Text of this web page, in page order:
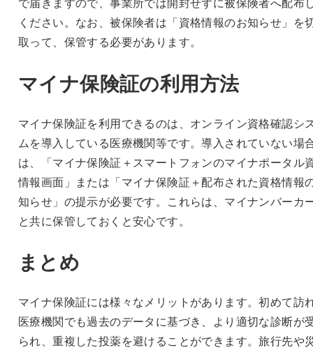
ください。なお、被保険者は「資格情報のお知らせ」を
取って、保管する必要があります。
マイナ保険証の利用方法
マイナ保険証を利用できるのは、オンライン資格確認シ
ムを導入している医療機関等です。導入されていない場
は、「マイナ保険証＋スマートフォンのマイナポータル
情報画面」または「マイナ保険証＋配布された資格情報
知らせ」の提示が必要です。これらは、マイナンバーカ
と共に保管しておくと安心です。
まとめ
マイナ保険証には様々なメリットがあります。初めて訪
医療機関でも過去のデータに基づき、より適切な診断が
られ、重複した投薬を避けることができます。旅行先や